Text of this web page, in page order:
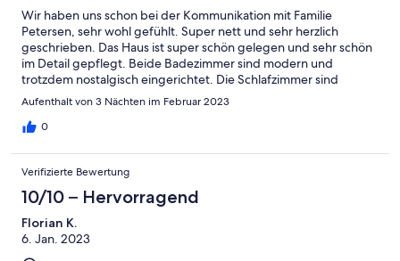
Wir haben uns schon bei der Kommunikation mit Familie
Petersen, sehr wohl gefühlt. Super nett und sehr herzlich
geschrieben. Das Haus ist super schön gelegen und sehr schön
im Detail gepflegt. Beide Badezimmer sind modern und
trotzdem nostalgisch eingerichtet. Die Schlafzimmer sind
gemütlich und die Matratzen sind super. Mit dem Kamin
nostalgisch. Wir werden ganz bestimmt noch öfter Zeiten hier
Aufenthalt von 3 Nächten im Februar 2023
0
Verifizierte Bewertung
10/10 – Hervorragend
Florian K.
6. Jan. 2023